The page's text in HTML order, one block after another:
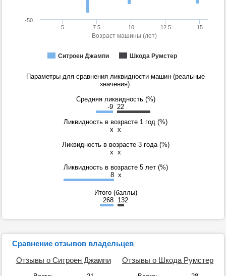
Возраст машины (лет)
Ситроен Джампи Шкода Румстер
5 7.5 10 12.5 15
-50
Параметры для сравнения ликвидности машин (реальные
значения).
Средняя ликвидность (%)
-9 22
Ликвидность в возрасте 1 год (%)
x x
Ликвидность в возрасте 3 года (%)
x x
Ликвидность в возрасте 5 лет (%)
8 x
Итого (баллы)
268 132
Сравнение отзывов владельцев
Отзывы о Ситроен Джампи
Отзывы о Шкода Румстер